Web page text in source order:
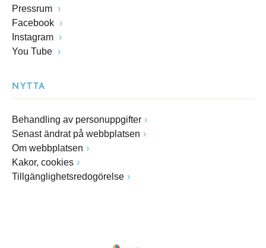
Pressrum
Facebook
Instagram
You Tube
NYTTA
Behandling av personuppgifter
Senast ändrat på webbplatsen
Om webbplatsen
Kakor, cookies
Tillgänglighetsredogörelse